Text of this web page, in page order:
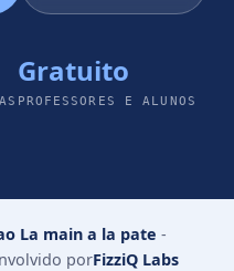
Gratuito
PROFESSORES E ALUNOS
La main a la pate -
porFizziQ Labs